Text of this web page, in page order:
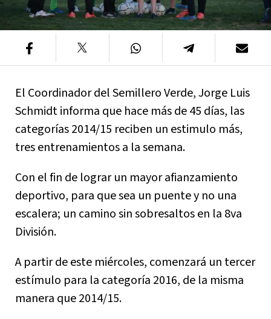
El Coordinador del Semillero Verde, Jorge Luis
Schmidt informa que hace más de 45 días, las
categorías 2014/15 reciben un estimulo más,
tres entrenamientos a la semana.
Con el fin de lograr un mayor afianzamiento
deportivo, para que sea un puente y no una
escalera; un camino sin sobresaltos en la 8va
División.
A partir de este miércoles, comenzará un tercer
estímulo para la categoría 2016, de la misma
manera que 2014/15.